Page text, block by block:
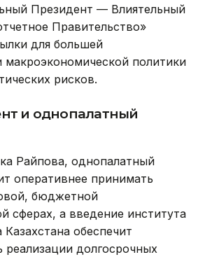
Президент — Влиятельный
Правительство»
для большей
макроэкономической политики
рисков.
и однопалатный
Райпова, однопалатный
оперативнее принимать
бюджетной
сферах, а введение института
обеспечит
реализации долгосрочных